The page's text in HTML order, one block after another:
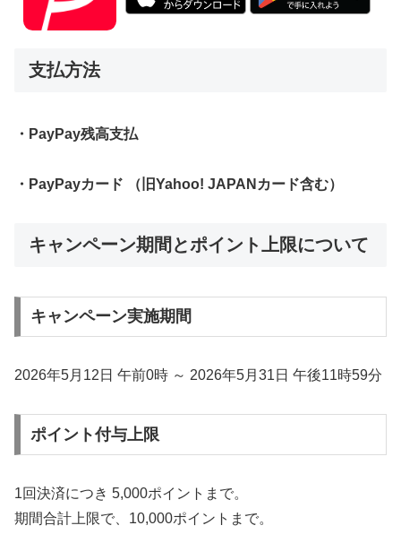
支払方法
・PayPay残高支払
・PayPayカード （旧Yahoo! JAPANカード含む）
キャンペーン期間とポイント上限について
キャンペーン実施期間
2026年5月12日 午前0時 ～ 2026年5月31日 午後11時59分
ポイント付与上限
1回決済につき 5,000ポイントまで。
期間合計上限で、10,000ポイントまで。